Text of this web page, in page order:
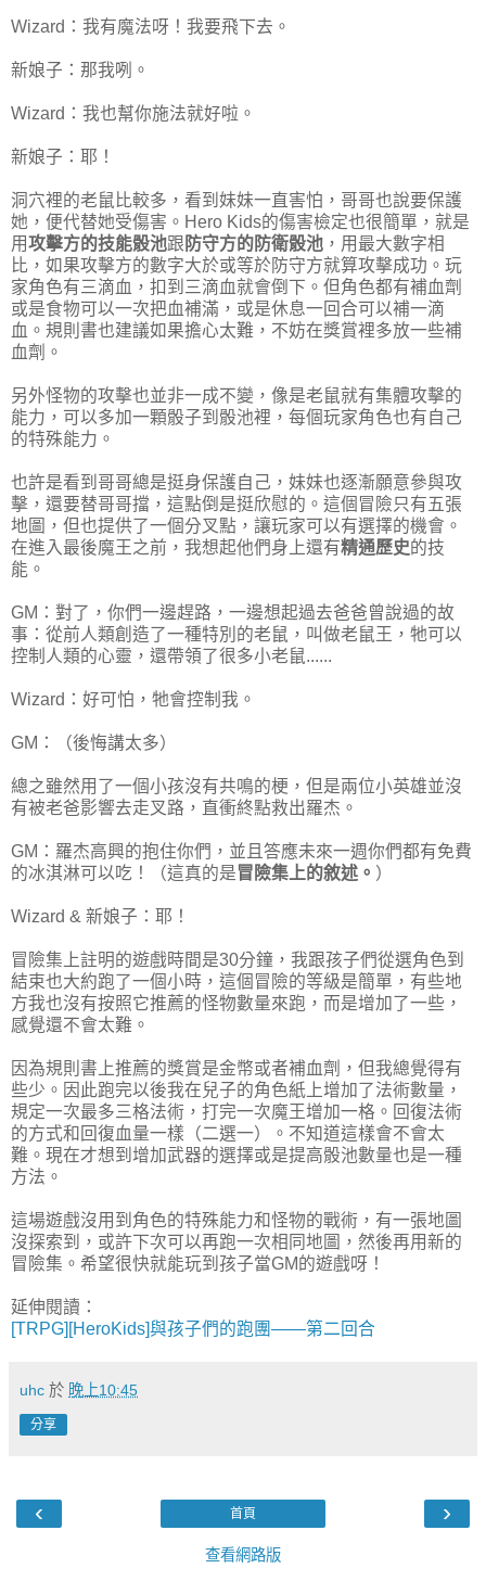
Wizard：我有魔法呀！我要飛下去。
新娘子：那我咧。
Wizard：我也幫你施法就好啦。
新娘子：耶！
洞穴裡的老鼠比較多，看到妹妹一直害怕，哥哥也說要保護
她，便代替她受傷害。Hero Kids的傷害檢定也很簡單，就是
用攻擊方的技能骰池跟 防守方的防衛骰池 ，用最大數字相
比，如果攻擊方的數字大於或等於防守方就算攻擊成功。玩
家角色有三滴血，扣到三滴血就會倒下。但角色都有補血劑
或是食物可以一次把血補滿，或是休息一回合可以補一滴
血。規則書也建議如果擔心太難，不妨在獎賞裡多放一些補
血劑。
另外怪物的攻擊也並非一成不變，像是老鼠就有集體攻擊的
能力，可以多加一顆骰子到骰池裡，每個玩家角色也有自己
的特殊能力。
也許是看到哥哥總是挺身保護自己，妹妹也逐漸願意參與攻
擊，還要替哥哥擋，這點倒是挺欣慰的。這個冒險只有五張
地圖，但也提供了一個分叉點，讓玩家可以有選擇的機會。
在進入最後魔王之前，我想起他們身上還有精通歷史的技
能。
GM：對了，你們一邊趕路，一邊想起過去爸爸曾說過的故
事：從前人類創造了一種特別的老鼠，叫做老鼠王，牠可以
控制人類的心靈，還帶領了很多小老鼠......
Wizard：好可怕，牠會控制我。
GM：（後悔講太多）
總之雖然用了一個小孩沒有共鳴的梗，但是兩位小英雄並沒
有被老爸影響去走叉路，直衝終點救出羅杰。
GM：羅杰高興的抱住你們，並且答應未來一週你們都有免費
的冰淇淋可以吃！（這真的是冒險集上的敘述。 ）
Wizard & 新娘子：耶！
冒險集上註明的遊戲時間是30分鐘，我跟孩子們從選角色到
結束也大約跑了一個小時，這個冒險的等級是簡單，有些地
方我也沒有按照它推薦的怪物數量來跑，而是增加了一些，
感覺還不會太難。
因為規則書上推薦的獎賞是金幣或者補血劑，但我總覺得有
些少。因此跑完以後我在兒子的角色紙上增加了法術數量，
規定一次最多三格法術，打完一次魔王增加一格。回復法術
的方式和回復血量一樣（二選一）。不知道這樣會不會太
難。現在才想到增加武器的選擇或是提高骰池數量也是一種
方法。
這場遊戲沒用到角色的特殊能力和怪物的戰術，有一張地圖
沒探索到，或許下次可以再跑一次相同地圖，然後再用新的
冒險集。希望很快就能玩到孩子當GM的遊戲呀！
延伸閱讀：
[TRPG][HeroKids]與孩子們的跑團——第二回合
uhc 於 晚上10:45
分享
‹ ›
首頁
查看網路版